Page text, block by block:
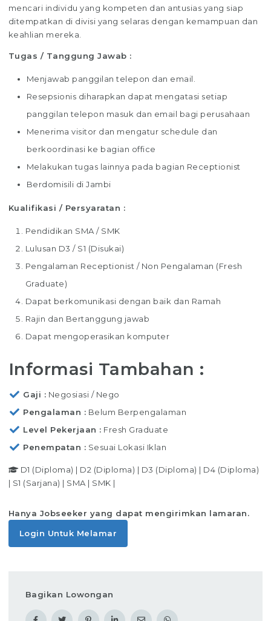
mencari individu yang kompeten dan antusias yang siap
ditempatkan di divisi yang selaras dengan kemampuan dan
keahlian mereka.
Tugas / Tanggung Jawab :
Menjawab panggilan telepon dan email.
Resepsionis diharapkan dapat mengatasi setiap
panggilan telepon masuk dan email bagi perusahaan
Menerima visitor dan mengatur schedule dan
berkoordinasi ke bagian office
Melakukan tugas lainnya pada bagian Receptionist
Berdomisili di Jambi
Kualifikasi / Persyaratan :
Pendidikan SMA / SMK
Lulusan D3 / S1 (Disukai)
Pengalaman Receptionist / Non Pengalaman (Fresh
Graduate)
Dapat berkomunikasi dengan baik dan Ramah
Rajin dan Bertanggung jawab
Dapat mengoperasikan komputer
Informasi Tambahan :
Gaji
Negosiasi / Nego
Pengalaman
Belum Berpengalaman
Level Pekerjaan
Fresh Graduate
Penempatan
Sesuai Lokasi Iklan
D1 (Diploma) | D2 (Diploma) | D3 (Diploma) | D4 (Diploma)
| S1 (Sarjana) | SMA | SMK |
Hanya Jobseeker yang dapat mengirimkan lamaran.
Login Untuk Melamar
Bagikan Lowongan